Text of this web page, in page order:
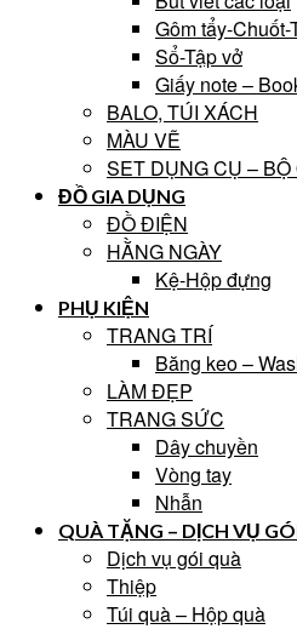
Gôm tẩy-
Sổ-Tập vở
Giấy note –
BALO, TÚI XÁCH
MÀU VẼ
SET DỤNG CỤ – BỘ
ĐỒ GIA DỤNG
ĐỒ ĐIỆN
HẰNG NGÀY
Kệ-Hộp đựng
PHỤ KIỆN
TRANG TRÍ
Băng keo –
LÀM ĐẸP
TRANG SỨC
Dây chuyền
Vòng tay
Nhẫn
QUÀ TẶNG – DỊCH VỤ
Dịch vụ gói quà
Thiệp
Túi quà – Hộp quà